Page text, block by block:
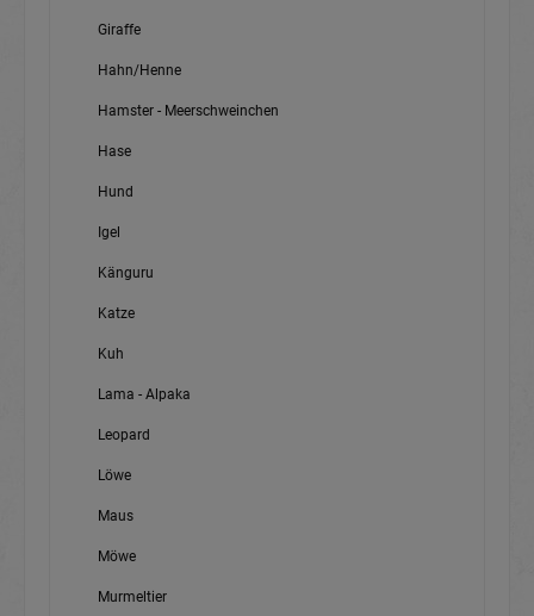
Giraffe
Hahn/Henne
Hamster - Meerschweinchen
Hase
Hund
Igel
Känguru
Katze
Kuh
Lama - Alpaka
Leopard
Löwe
Maus
Möwe
Murmeltier